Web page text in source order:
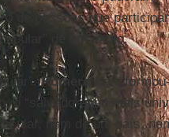
de pessoas que
de um santo.
Romero
o “salvadorenho mais
nem de um país,